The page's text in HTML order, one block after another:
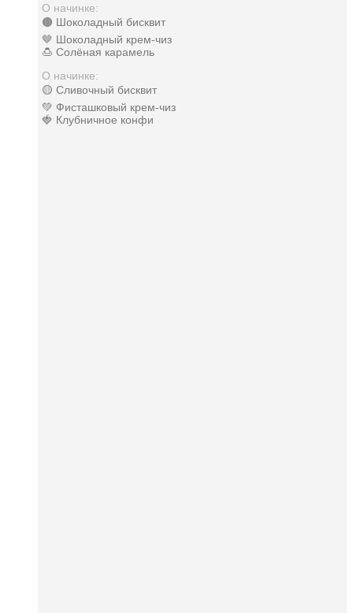
О начинке:
🟤 Шоколадный бисквит
🤎 Шоколадный крем-чиз
🍮 Солёная карамель
О начинке:
🟡 Сливочный бисквит
💚 Фисташковый крем-чиз
🍓 Клубничное конфи